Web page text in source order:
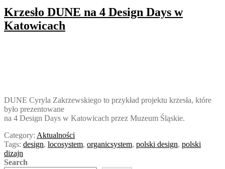
Krzesło DUNE na 4 Design Days w
Katowicach
DUNE Cyryla Zakrzewskiego to przykład projektu krzesła, które
było prezentowane
na 4 Design Days w Katowicach przez Muzeum Śląskie.
Category: Aktualności
Tags: design, locosystem, organicsystem, polski design, polski
dizajn
Search